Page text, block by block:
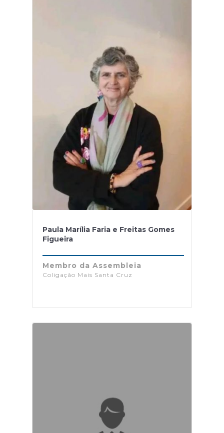
Paula Marília Faria e Freitas Gomes
Figueira
Membro da Assembleia
Coligação Mais Santa Cruz